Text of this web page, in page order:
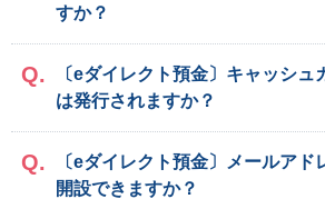
すか？
〔eダイレクト預金〕キャッシ
は発行されますか？
〔eダイレクト預金〕メールア
開設できますか？